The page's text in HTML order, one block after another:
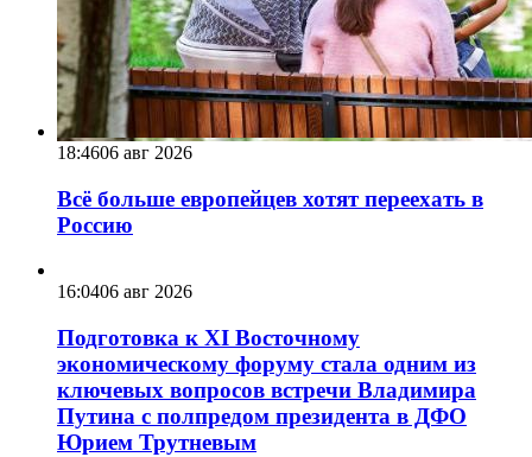
18:4606 авг 2026
Всё больше европейцев хотят переехать в
Россию
16:0406 авг 2026
Подготовка к XI Восточному
экономическому форуму стала одним из
ключевых вопросов встречи Владимира
Путина с полпредом президента в ДФО
Юрием Трутневым